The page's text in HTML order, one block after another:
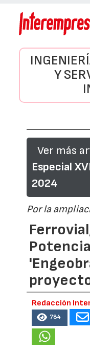
Y
Ver más
Especial
2024
Por la
Redacción
784